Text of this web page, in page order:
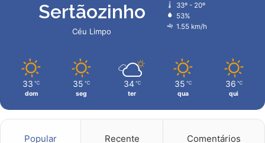
Sertãozinho
Céu Limpo
33º - 20º
53%
1.55 km/h
33 ℃
dom
35 ℃
seg
34 ℃
ter
35 ℃
qua
36 ℃
qui
Popular Recente Comentários